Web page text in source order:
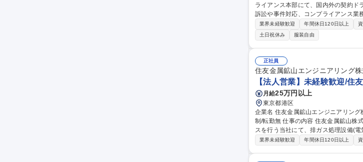
ライアンス本部にて、国内外の契約ド
訴訟や事件対応、コンプライアンス業務を担当します。 ■国内外契約のドラ
法務支援、課題解決 ■国内外M&A案
リード 【仕事の魅力】B2Bソリューシ
アンとして、実務を担いながら将来の変革リーダーを目指せま
ス本部
業界未経験歓迎 年間休日120日以上
土日祝休み
服装自由
正社員
住友金属鉱山エンジニアリング
【法人営業】未経験歓迎/住
月給25万円以上
東京都港区
企業名 住友金属鉱山エンジニアリング株式会社 求人名 【法人営業】未経験歓迎/住友金属鉱
制/転勤無 仕事の内容 住友金属鉱山株式会社の100%子会社であり、環境保全やプラントの設計/施工/メンテナン
スを行う当社にて、排ガス処理設備(電気
からの引合対応やニーズの深堀、お
業界未経験歓迎 年間休日120日以上